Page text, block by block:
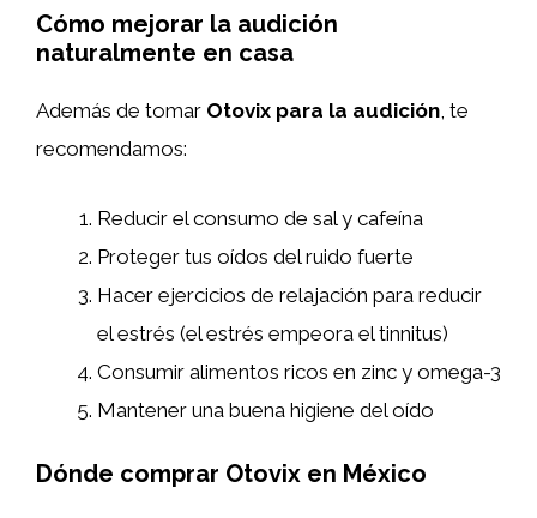
Cómo mejorar la audición
naturalmente en casa
Además de tomar Otovix para la audición, te
recomendamos:
Reducir el consumo de sal y cafeína
Proteger tus oídos del ruido fuerte
Hacer ejercicios de relajación para reducir
el estrés (el estrés empeora el tinnitus)
Consumir alimentos ricos en zinc y omega-3
Mantener una buena higiene del oído
Dónde comprar Otovix en México